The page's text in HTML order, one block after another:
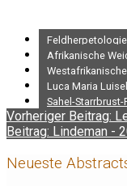
Feldherpetologie
Afrikanische
Luca Maria
Sahel-
Vorheriger Beitrag:
Beitrag: Lindeman -
Neueste